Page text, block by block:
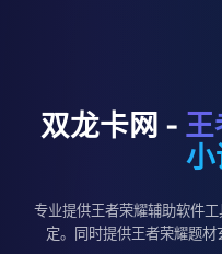
双龙卡网 - 王
小
专业提供王者荣耀辅助软件
定。同时提供王者荣耀题材